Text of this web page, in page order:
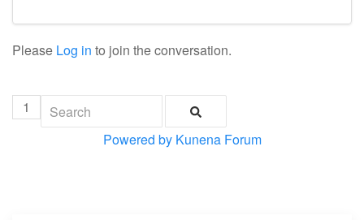
Please Log in to join the conversation.
1
Powered by Kunena Forum